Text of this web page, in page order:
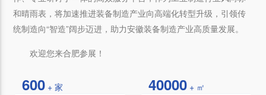
和晴雨表，将加速推进装备制造产业向高端化转型升级，引领传
统制造向“智造”阔步迈进，助力安徽装备制造产业高质量发展。
欢迎您来合肥参展！
600 + 家 40000+ ㎡